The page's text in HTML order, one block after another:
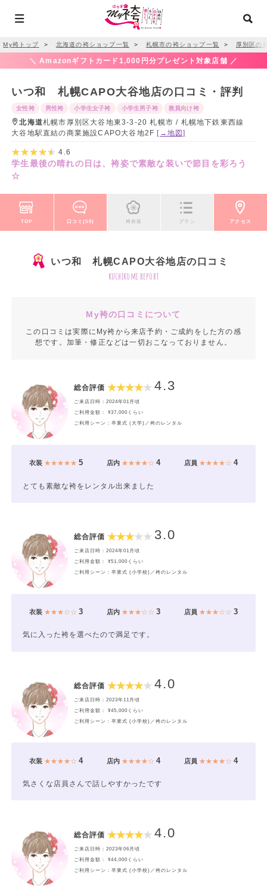
My袴トップ ＞ 北海道の袴ショップ一覧 ＞ 札幌市の袴ショップ一覧 ＞ 厚別区の
＼ Amazonギフトカード1,000円分プレゼント対象店舗 ／
いつ和 札幌CAPO大谷地店の口コミ・評判
女性袴 男性袴 小学生女子袴 小学生男子袴 教員向け袴
北海道札幌市厚別区大谷地東3-3-20 札幌市 / 札幌地下鉄東西線
大谷地駅直結の商業施設CAPO大谷地2F[→地図]
4.6
学生最後の晴れの日は、袴姿で素敵な装いで節目を彩ろう
☆
TOP 口コミ(50) 袴衣装 プラン アクセス
いつ和 札幌CAPO大谷地店の口コミ
kuchikomi report
My袴の口コミについて
この口コミは実際にMy袴から来店予約・ご成約をした方の感
想です。加筆・修正などは一切おこなっておりません。
総合評価 4.3
ご来店日時：2024年01月頃
ご利用金額： ¥37,000くらい
ご利用シーン：卒業式 (大学)／袴のレンタル
衣装★★★★★ 5 店内★★★★☆ 4 店員 ★★★★☆4
とても素敵な袴をレンタル出来ました
総合評価 3.0
ご来店日時：2024年01月頃
ご利用金額： ¥51,000くらい
ご利用シーン：卒業式 (小学校)／袴のレンタル
衣装★★★☆☆ 3 店内★★★☆☆ 3 店員 ★★★☆☆3
気に入った袴を選べたので満足です。
総合評価 4.0
ご来店日時：2023年11月頃
ご利用金額： ¥45,000くらい
ご利用シーン：卒業式 (小学校)／袴のレンタル
衣装★★★★☆ 4 店内★★★★☆ 4 店員 ★★★★☆4
気さくな店員さんで話しやすかったです
総合評価 4.0
ご来店日時：2023年06月頃
ご利用金額： ¥44,000くらい
ご利用シーン：卒業式 (小学校)／袴のレンタル